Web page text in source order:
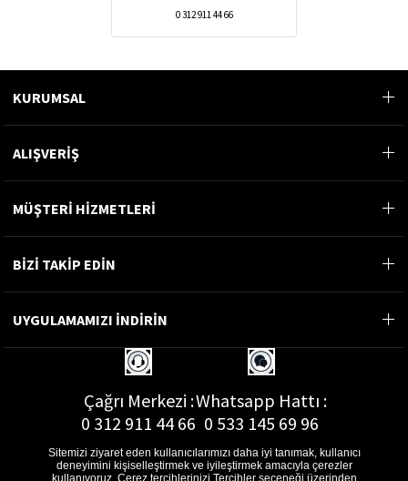
0 312 911 44 66
KURUMSAL
ALIŞVERİŞ
MÜŞTERİ HİZMETLERİ
BİZİ TAKİP EDİN
UYGULAMAMIZI İNDİRİN
Çağrı Merkezi :
0 312 911 44 66
Whatsapp Hattı :
0 533 145 69 96
Sitemizi ziyaret eden kullanıcılarımızı daha iyi tanımak, kullanıcı
deneyimini kişiselleştirmek ve iyileştirmek amacıyla çerezler
kullanıyoruz. Çerez tercihlerinizi Tercihler seçeneği üzerinden